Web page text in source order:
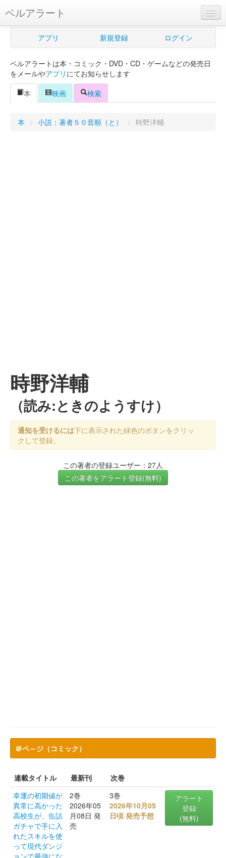
ベルアラート
ベルアラートとは
新規登録
ログイン
アプリ 新規登録 ログイン
ベルアラートは本・コミック・DVD・CD・ゲームなどの発売日
をメールやアプリ にてお知らせします
本
映画 検索
本 > 小説：著者５０音順（と） > 時野洋輔
時野洋輔
（読み:ときのようすけ）
通知を受けるには下に表示された緑色のボタンをクリッ
クして登録。
この著者の登録ユーザー：27人
この著者をアラート登録(無料)
＠ペ～ジ（コミック）
連載タイトル 最新刊
次巻
幸運の初期値が
異常に高かった
高校生が、缶詰
ガチャで手に入
れたスキルを使
って現代ダンジ
ョンで最強にな
2巻
2026年05
月08日 発
売
3巻
2026年10月05
日頃 発売予想
アラート
登録
(無料)